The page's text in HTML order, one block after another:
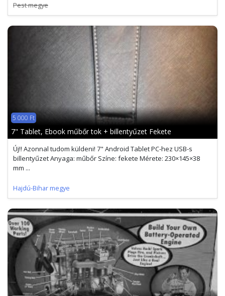
Pest megye
5 000 Ft
7" Tablet, Ebook műbőr tok + billentyűzet Fekete
Új!! Azonnal tudom küldeni! 7" Android Tablet PC-hez USB-s
billentyűzet Anyaga: műbőr Színe: fekete Mérete: 230×145×38
mm ...
Hajdú-Bihar megye